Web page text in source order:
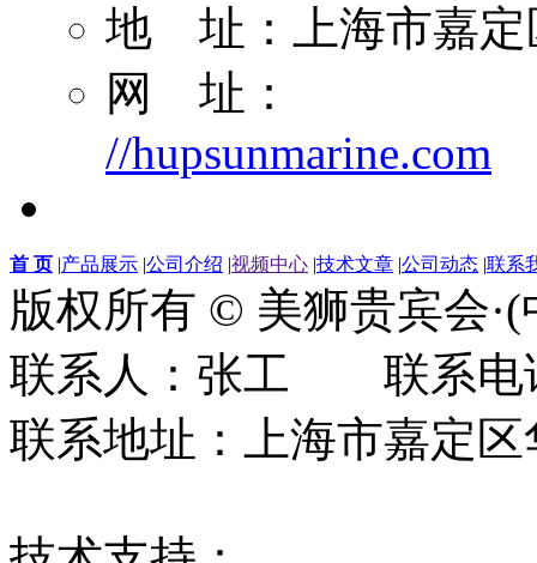
地 址：上海市嘉定
网 址：
//hupsunmarine.com
首 页 |产品展示 |公司介绍 |视频中心 |技术文章 |公司动态 |联系
版权所有 © 美狮贵宾会
联系人：张工 联系电
联系地址：上海市嘉定